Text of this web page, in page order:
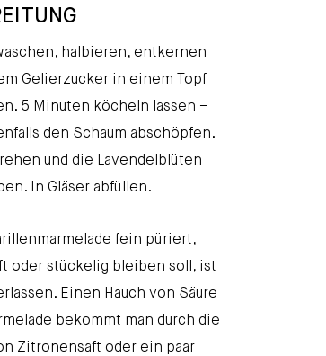
halbieren, entkernen
Gelierzucker in einem Topf
5 Minuten köcheln lassen –
den Schaum abschöpfen.
und die Lavendelblüten
In Gläser abfüllen.
fein püriert,
oder stückelig bleiben soll, ist
Einen Hauch von Säure
bekommt man durch die
Zitronensaft oder ein paar